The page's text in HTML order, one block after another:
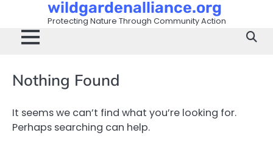
content
wildgardenalliance.org
Protecting Nature Through Community Action
Nothing Found
It seems we can’t find what you’re looking for.
Perhaps searching can help.